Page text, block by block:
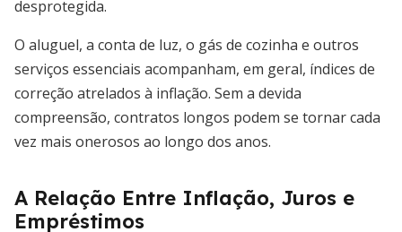
desprotegida.
O aluguel, a conta de luz, o gás de cozinha e outros
serviços essenciais acompanham, em geral, índices de
correção atrelados à inflação. Sem a devida
compreensão, contratos longos podem se tornar cada
vez mais onerosos ao longo dos anos.
A Relação Entre Inflação, Juros e
Empréstimos